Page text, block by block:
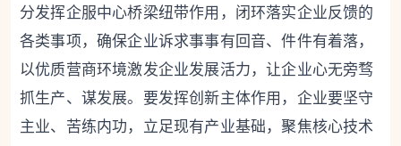
分发挥企服中心桥梁纽带作用，闭环落实企业反馈的
各类事项，确保企业诉求事事有回音、件件有着落，
以优质营商环境激发企业发展活力，让企业心无旁骛
抓生产、谋发展。要发挥创新主体作用，企业要坚守
主业、苦练内功，立足现有产业基础，聚焦核心技术